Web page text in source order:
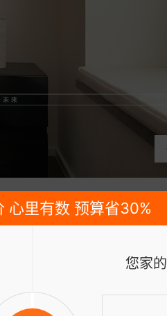
空间的层次感，设计以简约和功能
心里有数 预算省30%
您家